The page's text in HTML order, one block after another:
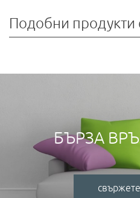
Подобни продукти
БЪРЗА